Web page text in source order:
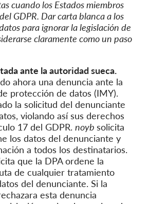
cuando los Estados miembros
GDPR. Dar carta blanca a los
para ignorar la legislación de
claramente como un paso
ante la autoridad sueca.
ahora una denuncia ante la
protección de datos (IMY).
la solicitud del denunciante
violando así sus derechos
17 del GDPR. noyb solicita
los datos del denunciante y
a todos los destinatarios.
que la DPA ordene la
de cualquier tratamiento
del denunciante. Si la
esta denuncia